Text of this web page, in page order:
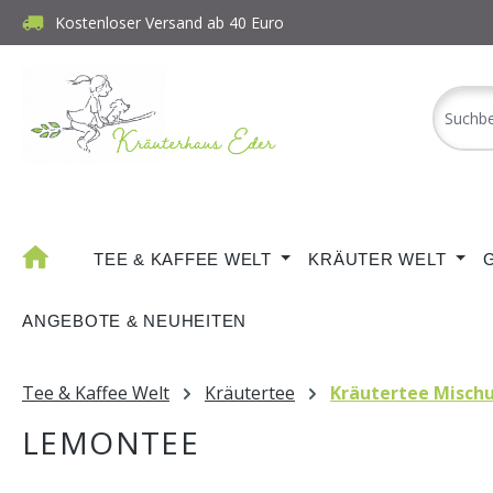
Hauptinhalt springen
Zur Suche springen
Zur Hauptnavigation springen
Kostenloser Versand ab 40 Euro
TEE & KAFFEE WELT KRÄUTER WELT
ANGEBOTE & NEUHEITEN
Tee & Kaffee Welt Kräutertee Kräutertee
LEMONTEE